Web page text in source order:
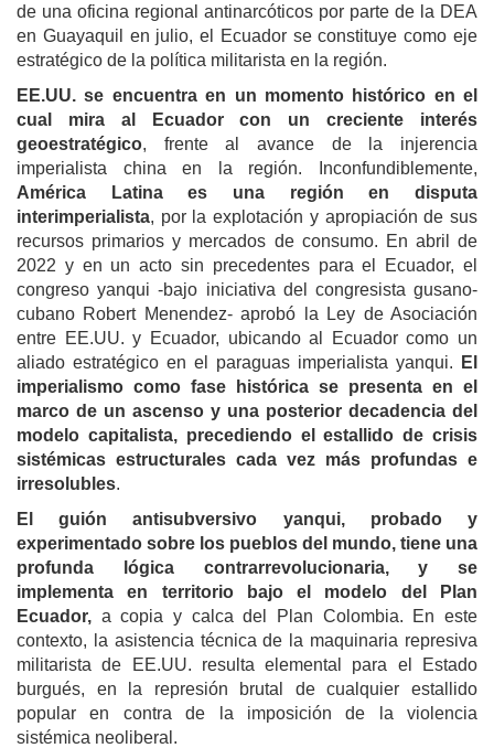
de una oficina regional antinarcóticos por parte de la DEA
en Guayaquil en julio, el Ecuador se constituye como eje
estratégico de la política militarista en la región.
EE.UU. se encuentra en un momento histórico en el
cual mira al Ecuador con un creciente interés
geoestratégico, frente al avance de la injerencia
imperialista china en la región. Inconfundiblemente,
América Latina es una región en disputa
interimperialista, por la explotación y apropiación de sus
recursos primarios y mercados de consumo. En abril de
2022 y en un acto sin precedentes para el Ecuador, el
congreso yanqui -bajo iniciativa del congresista gusano-
cubano Robert Menendez- aprobó la Ley de Asociación
entre EE.UU. y Ecuador, ubicando al Ecuador como un
aliado estratégico en el paraguas imperialista yanqui.
El
imperialismo como fase histórica se presenta en el
marco de un ascenso y una posterior decadencia del
modelo capitalista, precediendo el estallido de crisis
sistémicas estructurales cada vez más profundas e
irresolubles.
El guión antisubversivo yanqui, probado y
experimentado sobre los pueblos del mundo, tiene una
profunda lógica contrarrevolucionaria, y se
implementa en territorio bajo el modelo del Plan
Ecuador, a copia y calca del Plan Colombia. En este
contexto, la asistencia técnica de la maquinaria represiva
militarista de EE.UU. resulta elemental para el Estado
burgués, en la represión brutal de cualquier estallido
popular en contra de la imposición de la violencia
sistémica neoliberal.